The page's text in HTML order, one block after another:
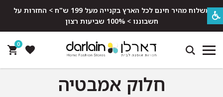
משלוח מהיר חינם לכל הארץ בקנייה מעל 199 ש"ח > החזרות על
חשבוננו > 100% שביעות רצון
0
חלוק אמבטיה